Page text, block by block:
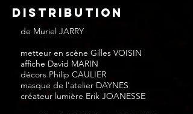
distribution
de Muriel JARRY
metteur en scène Gilles VOISIN
affiche David MARIN
décors Philip CAULIER
masque de l'atelier DAYNES
créateur lumière Erik JOANESSE